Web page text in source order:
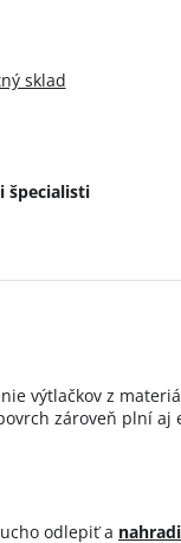
sklad
špecialisti
výtlačkov z
zároveň plní
odlepiť a